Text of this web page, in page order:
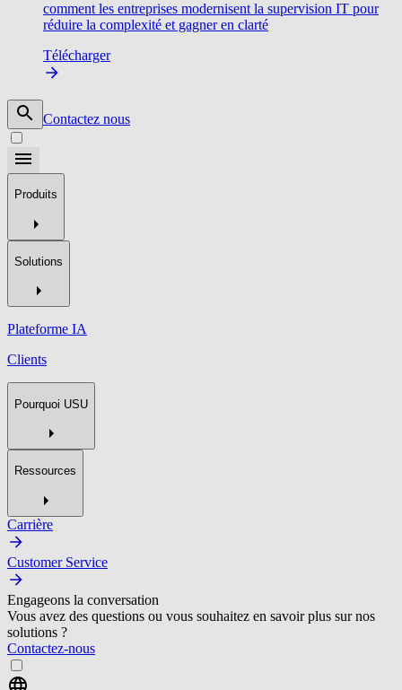
comment les entreprises modernisent la supervision IT pour
réduire la complexité et gagner en clarté
Télécharger
Contactez nous
Produits
Solutions
Plateforme IA
Clients
Pourquoi USU
Ressources
Carrière
Customer Service
Engageons la conversation
Vous avez des questions ou vous souhaitez en savoir plus sur nos
solutions ?
Contactez-nous